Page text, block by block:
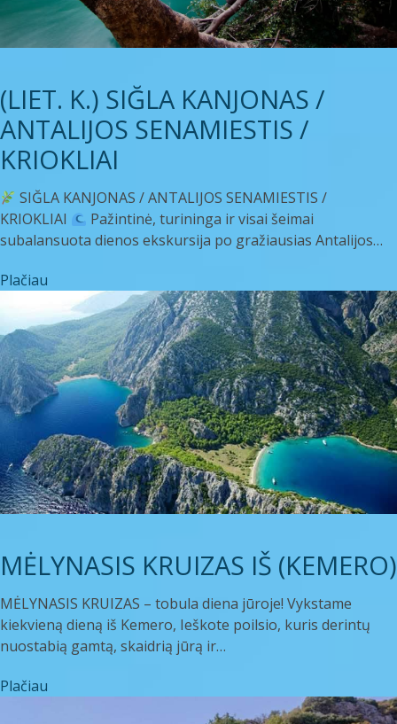
(LIET. K.) SIĞLA KANJONAS /
ANTALIJOS SENAMIESTIS /
KRIOKLIAI
SIĞLA KANJONAS / ANTALIJOS SENAMIESTIS /
KRIOKLIAI
Pažintinė, turininga ir visai šeimai
subalansuota dienos ekskursija po gražiausias Antalijos…
Plačiau
MĖLYNASIS KRUIZAS IŠ (KEMERO)
MĖLYNASIS KRUIZAS – tobula diena jūroje! Vykstame
kiekvieną dieną iš Kemero, Ieškote poilsio, kuris derintų
nuostabią gamtą, skaidrią jūrą ir…
Plačiau